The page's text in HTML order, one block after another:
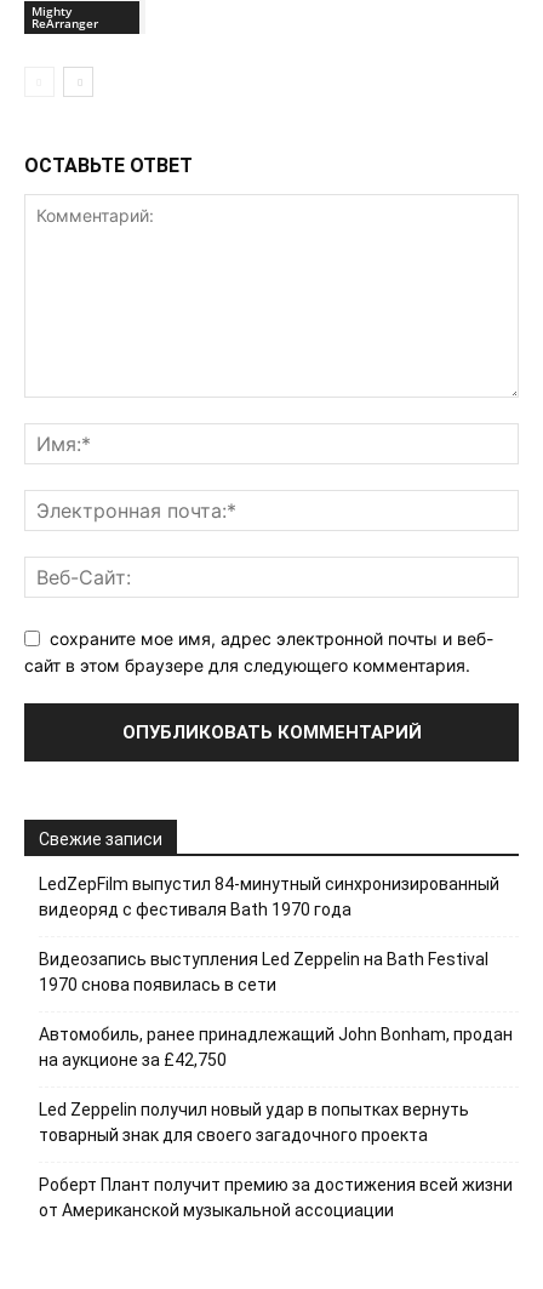
Mighty
ReArranger
ОСТАВЬТЕ ОТВЕТ
сохраните мое имя, адрес электронной почты и веб-
сайт в этом браузере для следующего комментария.
Свежие записи
LedZepFilm выпустил 84-минутный синхронизированный
видеоряд с фестиваля Bath 1970 года
Видеозапись выступления Led Zeppelin на Bath Festival
1970 снова появилась в сети
Автомобиль, ранее принадлежащий John Bonham, продан
на аукционе за £42,750
Led Zeppelin получил новый удар в попытках вернуть
товарный знак для своего загадочного проекта
Роберт Плант получит премию за достижения всей жизни
от Американской музыкальной ассоциации